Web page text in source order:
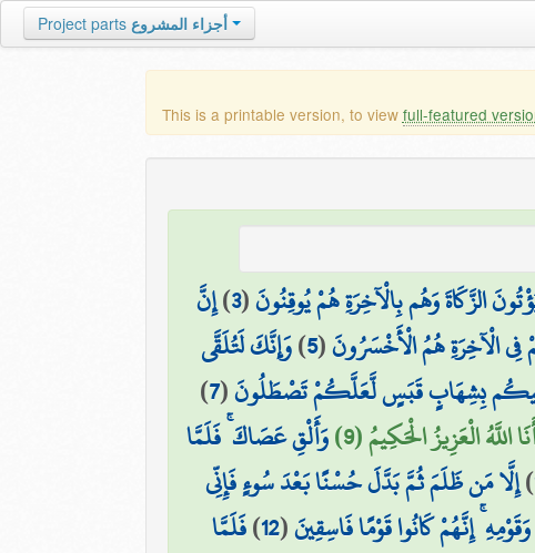
Project parts أجزاء المشروع
This is a printable version, to view full-featured
الزَّكَاةَ وَهُم بِالْآخِرَةِ هُمْ يُوقِنُونَ(
3
)إِنَّ
فِي الْآخِرَةِ هُمُ الْأَخْسَرُونَ(
5
)وَإِنَّكَ لَتُلَقَّى
آتِيكُم بِشِهَابٍ قَبَسٍ لَّعَلَّكُمْ تَصْطَلُونَ(
7
)
اللَّهُ الْعَزِيزُ الْحَكِيمُ (9) وَأَلْقِ عَصَاكَ ۚ فَلَمَّا
)إِلَّا مَن ظَلَمَ ثُمَّ بَدَّلَ حُسْنًا بَعْدَ سُوءٍ فَإِنِّي
إِنَّهُمْ كَانُوا قَوْمًا فَاسِقِينَ(
12
)فَلَمَّا